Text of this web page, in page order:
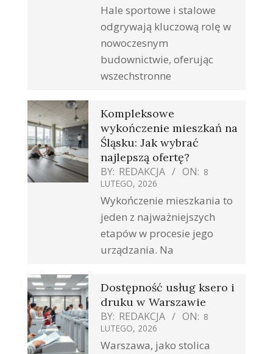
Hale sportowe i stalowe
odgrywają kluczową rolę w
nowoczesnym
budownictwie, oferując
wszechstronne
Kompleksowe
wykończenie mieszkań na
Śląsku: Jak wybrać
najlepszą ofertę?
BY: REDAKCJA ON: 8
LUTEGO, 2026
Wykończenie mieszkania to
jeden z najważniejszych
etapów w procesie jego
urządzania. Na
Dostępność usług ksero i
druku w Warszawie
BY: REDAKCJA ON: 8
LUTEGO, 2026
Warszawa, jako stolica